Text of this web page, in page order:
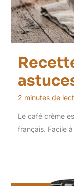
2 minutes de
Le café crème
français. Facile